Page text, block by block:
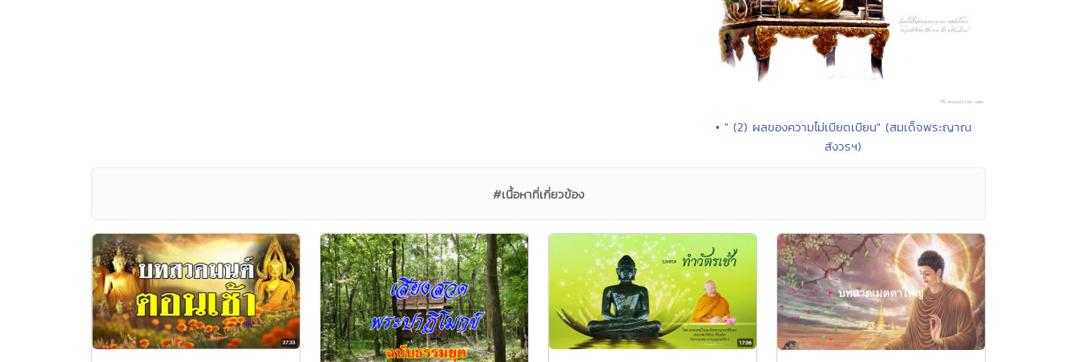
• " (2) ผลของความไม่เบียดเบียน" (สมเด็จพระญาณ
สังวรฯ)
#เนื้อหาที่เกี่ยวข้อง